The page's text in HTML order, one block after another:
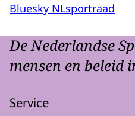
Bluesky NLsportraad
De Nederlandse
mensen en beleid
Service